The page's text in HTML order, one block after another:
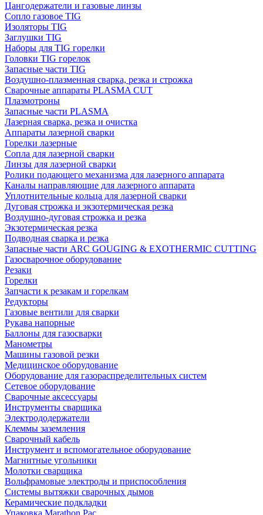
Цангодержатели и газовые линзы
Сопло газовое TIG
Изоляторы TIG
Заглушки TIG
Наборы для TIG горелки
Головки TIG горелок
Запасные части TIG
Воздушно-плазменная сварка, резка и строжка
Сварочные аппараты PLASMA CUT
Плазмотроны
Запасные части PLASMA
Лазерная сварка, резка и очистка
Аппараты лазерной сварки
Горелки лазерные
Сопла для лазерной сварки
Линзы для лазерной сварки
Ролики подающего механизма для лазерного аппарата
Каналы направляющие для лазерного аппарата
Уплотнительные кольца для лазерной сварки
Дуговая строжка и экзотермическая резка
Воздушно-дуговая строжка и резка
Экзотермическая резка
Подводная сварка и резка
Запасные части ARC GOUGING & EXOTHERMIC CUTTING
Газосварочное оборудование
Резаки
Горелки
Запчасти к резакам и горелкам
Редукторы
Газовые вентили для сварки
Рукава напорные
Баллоны для газосварки
Манометры
Машины газовой резки
Медицинское оборудование
Оборудование для газораспределительных систем
Сетевое оборудование
Сварочные аксессуары
Инструменты сварщика
Электрододержатели
Клеммы заземления
Сварочный кабель
Инструмент и вспомогательное оборудование
Магнитные угольники
Молотки сварщика
Вольфрамовые электроды и приспособления
Системы вытяжки сварочных дымов
Керамические подкладки
Упаковка Marathon Pac